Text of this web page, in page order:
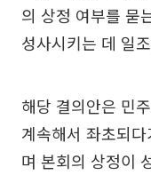
의 상정 여부를 묻
성사시키는 데 일
해당 결의안은 민
계속해서 좌초되
며 본회의 상정이